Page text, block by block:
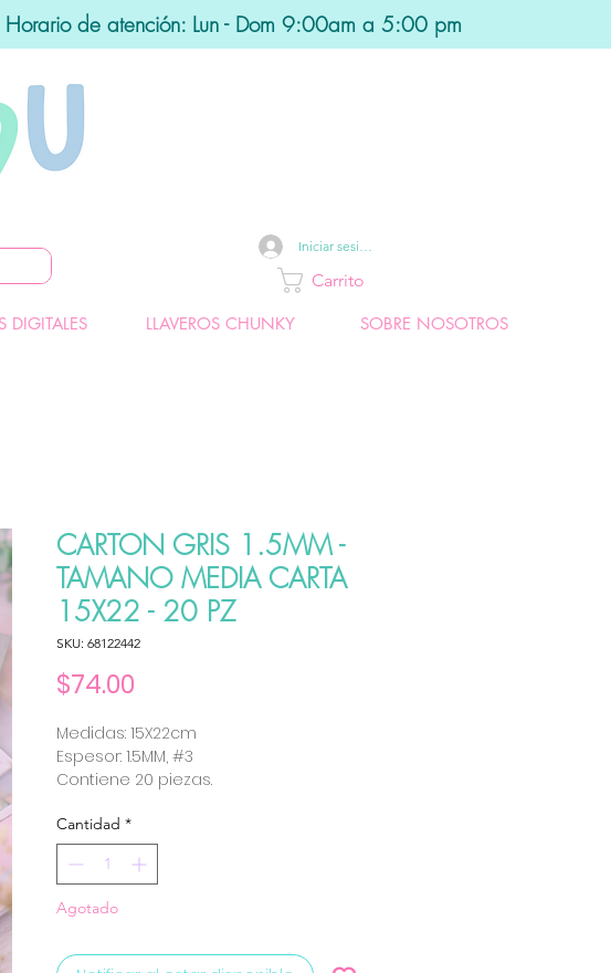
Horario de atención: Lun - Dom 9:00am a 5:00 pm
Iniciar sesión
Carrito
DIGITALES LLAVEROS CHUNKY SOBRE NOSOTROS
CARTON GRIS 1.5MM -
TAMANO MEDIA CARTA
15X22 - 20 PZ
SKU: 68122442
$74.00
Medidas: 15X22cm
Espesor: 1.5MM, #3
Contiene 20 piezas.
Cantidad *
Agotado